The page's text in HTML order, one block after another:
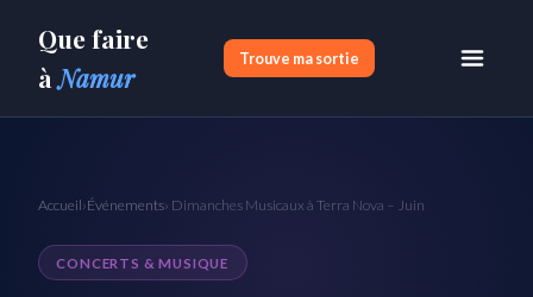
Que faire
àNamur
Trouve ma sortie
Accueil›Événements› Dimanches Musicaux à Terra Nova – Juin
CONCERTS & MUSIQUE